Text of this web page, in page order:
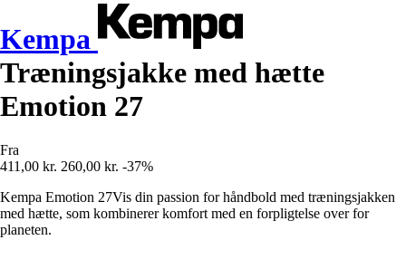
Kempa
Træningsjakke med hætte
Emotion 27
Fra
411,00 kr. 260,00 kr. -37%
Kempa Emotion 27Vis din passion for håndbold med træningsjakken
med hætte, som kombinerer komfort med en forpligtelse over for
planeten.